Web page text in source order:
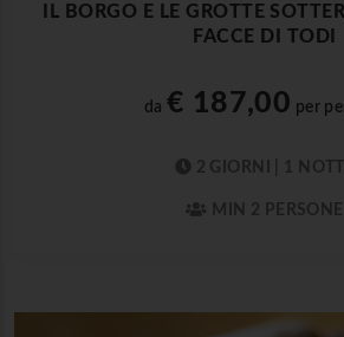
IL BORGO E LE GROTTE
FACCE DI TODI
da € 187,00 per
2 GIORNI | 1
MIN 2 PERSONE